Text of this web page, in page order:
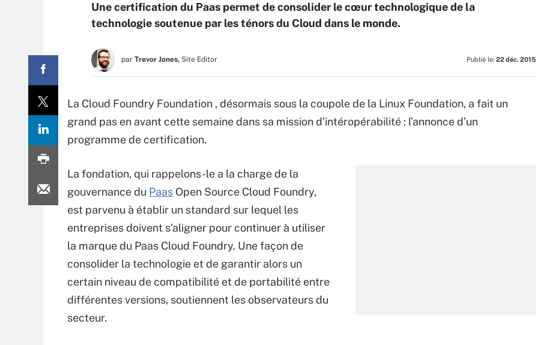
Une certification du Paas permet de consolider le cœur technologique de la
technologie soutenue par les ténors du Cloud dans le monde.
par Trevor Jones, Site Editor Publié le: 22 déc. 2015
La Cloud Foundry Foundation , désormais sous la coupole de la Linux Foundation, a fait un
grand pas en avant cette semaine dans sa mission d’intéropérabilité : l’annonce d’un
programme de certification.
La fondation, qui rappelons-le a la charge de la
gouvernance du Paas Open Source Cloud Foundry,
est parvenu à établir un standard sur lequel les
entreprises doivent s’aligner pour continuer à utiliser
la marque du Paas Cloud Foundry. Une façon de
consolider la technologie et de garantir alors un
certain niveau de compatibilité et de portabilité entre
différentes versions, soutiennent les observateurs du
secteur.